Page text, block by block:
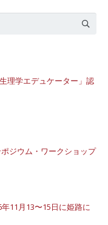
理学エデュケーター」認
ジウム・ワークショップ
11月13〜15日に姫路に